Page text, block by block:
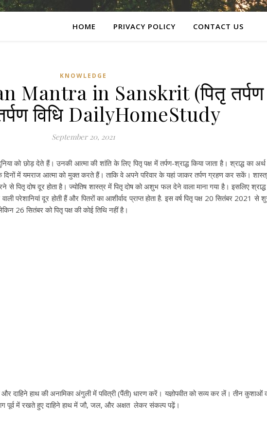
HOME PRIVACY POLICY CONTACT US
KNOWLEDGE
Mantra in Sanskrit (पितृ तर्पण
विधि DailyHomeStudy
September 20, 2021
को छोड़ देते हैं। उनकी आत्मा की शांति के लिए पितृ पक्ष में तर्पण-श्राद्ध किया जाता है। श्राद्ध का
के दिनों में यमराज आत्मा को मुक्त करते हैं। ताकि वे अपने परिवार के यहां जाकर तर्पण ग्रहण कर सकें।
से पितृ दोष दूर होता है। ज्योतिष शास्त्र में पितृ दोष को अशुभ फल देने वाला माना गया है। इसलिए
परेशानियां दूर होती हैं और पितरों का आशीर्वाद प्राप्त होता है. इस वर्ष पितृ पक्ष 20 सितंबर 2021 से
26 सितंबर को पितृ पक्ष की कोई तिथि नहीं है।
दाहिने हाथ की अनामिका अंगुली में पवित्री (पैंती) धारण करें। यज्ञोपवीत को सव्य कर लें। तीन कुशाओं
पूर्व में रखते हुए दाहिने हाथ में जौ, जल, और अक्षत लेकर संकल्प पढ़ें।